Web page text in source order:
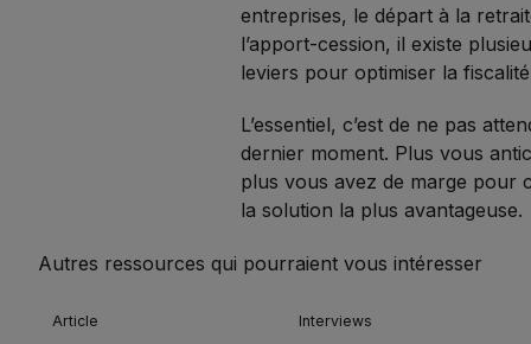
entreprises, le départ à la
l’apport-cession, il existe
leviers pour optimiser la
L’essentiel, c’est de ne pas
dernier moment. Plus vous
plus vous avez de marge pour
la solution la plus avantageuse.
Autres ressources qui pourraient vous intéresser
Article Interviews